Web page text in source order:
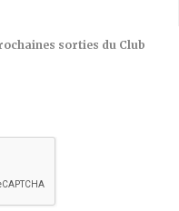
sorties du Club